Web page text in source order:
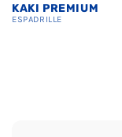
TERRACOTTA
PREMIUM